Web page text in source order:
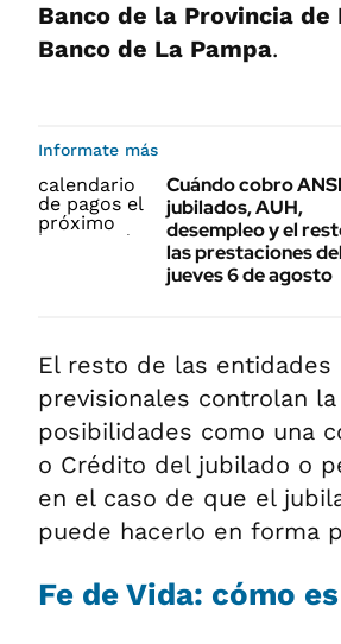
Banco de la Provincia de
Banco de La Pampa.
Informate más
Cuándo cobro
jubilados, AUH,
desempleo y el
las prestaciones del
jueves 6 de agosto
El resto de las entidades
previsionales controlan
posibilidades como una
o Crédito del jubilado o
en el caso de que el
puede hacerlo en forma
Fe de Vida: cómo